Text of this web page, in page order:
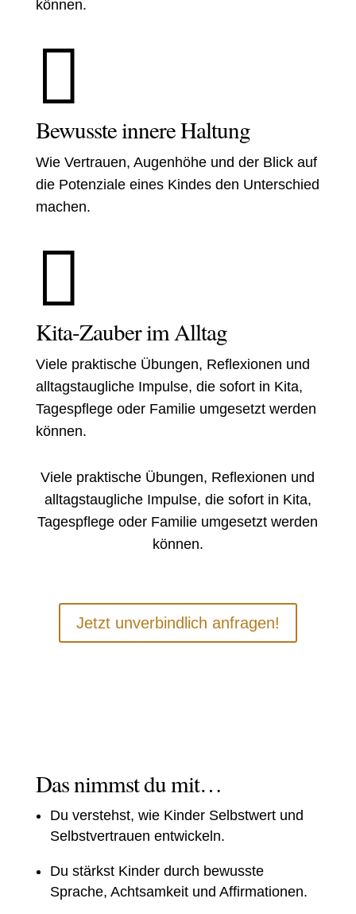
können.

Bewusste innere Haltung
Wie Vertrauen, Augenhöhe und der Blick auf
die Potenziale eines Kindes den Unterschied
machen.

Kita-Zauber im Alltag
Viele praktische Übungen, Reflexionen und
alltagstaugliche Impulse, die sofort in Kita,
Tagespflege oder Familie umgesetzt werden
können.
Viele praktische Übungen, Reflexionen und
alltagstaugliche Impulse, die sofort in Kita,
Tagespflege oder Familie umgesetzt werden
können.
Jetzt unverbindlich anfragen!
Das nimmst du mit…
Du verstehst, wie Kinder Selbstwert und
Selbstvertrauen entwickeln.
Du stärkst Kinder durch bewusste
Sprache, Achtsamkeit und Affirmationen.